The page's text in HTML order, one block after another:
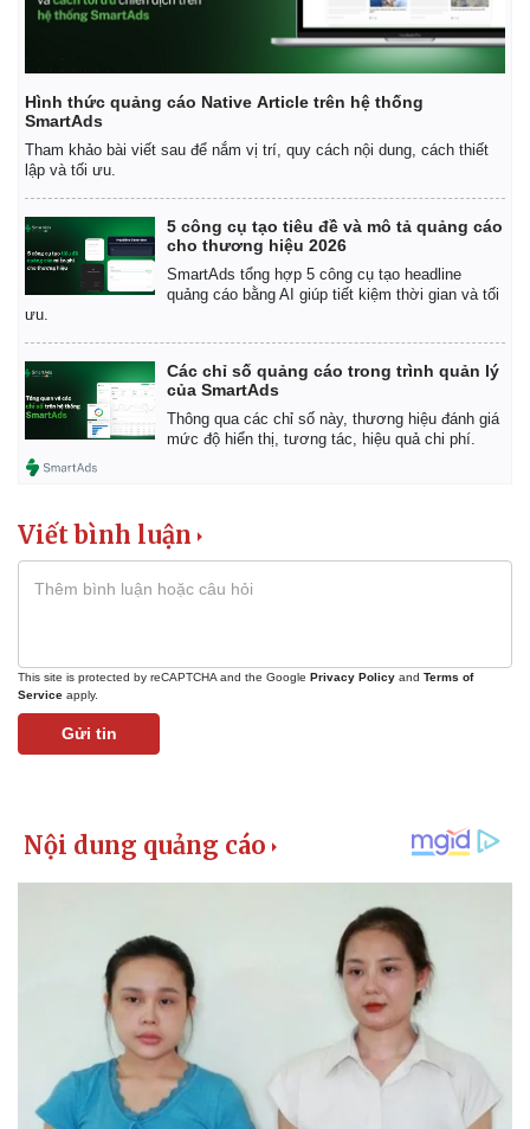
Hình thức quảng cáo Native Article trên hệ thống
SmartAds
Tham khảo bài viết sau để nắm vị trí, quy cách nội dung, cách thiết
lập và tối ưu.
5 công cụ tạo tiêu đề và mô tả quảng cáo
cho thương hiệu 2026
SmartAds tổng hợp 5 công cụ tạo headline
quảng cáo bằng AI giúp tiết kiệm thời gian và tối
ưu.
Các chỉ số quảng cáo trong trình quản lý
của SmartAds
Thông qua các chỉ số này, thương hiệu đánh giá
mức độ hiển thị, tương tác, hiệu quả chi phí.
Viết bình luận
This site is protected by reCAPTCHA and the Google Privacy Policy and Terms of
Service apply.
Gửi tin